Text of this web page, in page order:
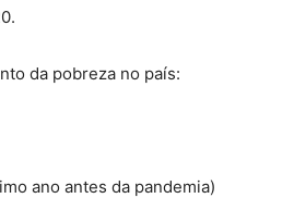
da pobreza no país:
ano antes da pandemia)